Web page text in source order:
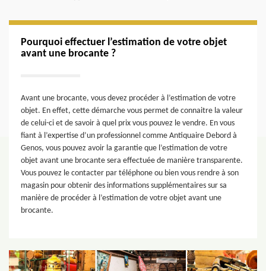
Pourquoi effectuer l’estimation de votre objet
avant une brocante ?
Avant une brocante, vous devez procéder à l’estimation de votre
objet. En effet, cette démarche vous permet de connaitre la valeur
de celui-ci et de savoir à quel prix vous pouvez le vendre. En vous
fiant à l’expertise d’un professionnel comme Antiquaire Debord à
Genos, vous pouvez avoir la garantie que l’estimation de votre
objet avant une brocante sera effectuée de manière transparente.
Vous pouvez le contacter par téléphone ou bien vous rendre à son
magasin pour obtenir des informations supplémentaires sur sa
manière de procéder à l’estimation de votre objet avant une
brocante.